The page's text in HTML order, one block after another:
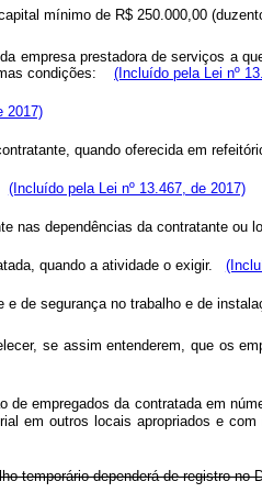
- capital mínimo de R$
empresa prestadora de serviços a
condições: (Incluído pela Lei nº
2017)
quando oferecida em
(Incluído pela Lei nº 13.467, de 2017)
nas dependências da contratante ou
quando a atividade o exigir.
e de segurança no trabalho e de
se assim entenderem, que os
de empregados da contratada em
em outros locais apropriados e
temporário dependerá de registro